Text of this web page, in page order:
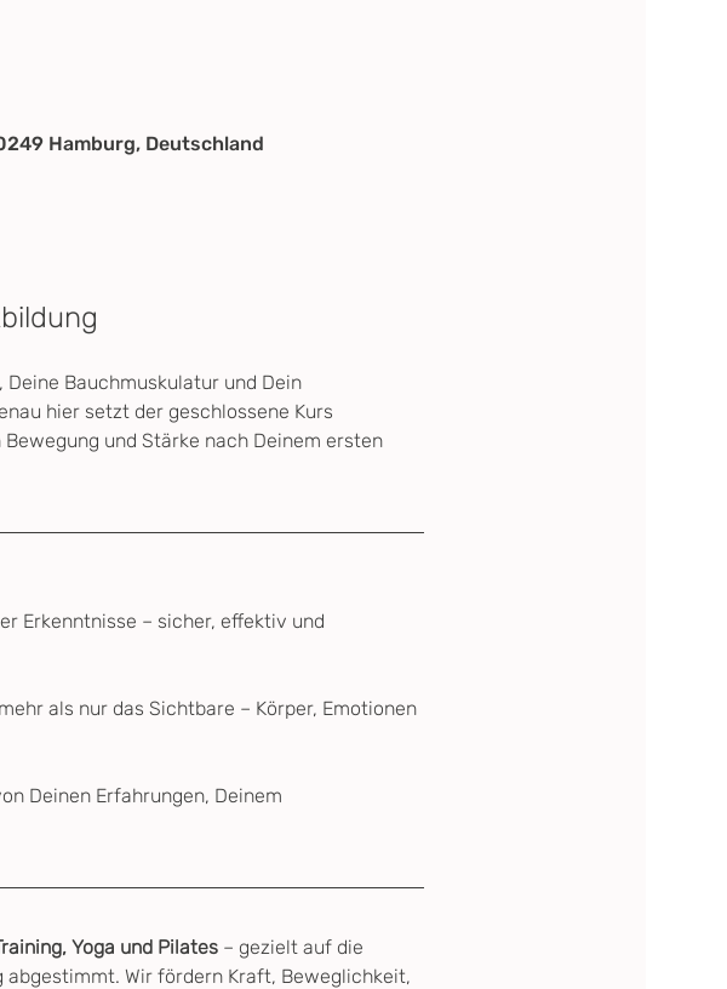
Hamburg, Deutschland
Deine Bauchmuskulatur und Dein
hier setzt der geschlossene Kurs
und Stärke nach Deinem ersten
Erkenntnisse – sicher, effektiv und
als nur das Sichtbare – Körper, Emotionen
Deinen Erfahrungen, Deinem
Yoga und Pilates – gezielt auf die
abgestimmt. Wir fördern Kraft, Beweglichkeit,